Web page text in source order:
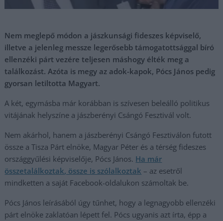
Nem meglepő módon a jászkunsági fideszes képviselő,
illetve a jelenleg messze legerősebb támogatottsággal bíró
ellenzéki párt vezére teljesen máshogy élték meg a
találkozást. Azóta is megy az adok-kapok, Pócs János pedig
gyorsan letiltotta Magyart.
A két, egymásba már korábban is szívesen beleálló politikus
vitájának helyszíne a jászberényi Csángó Fesztivál volt.
Nem akárhol, hanem a jászberényi Csángó Fesztiválon futott
össze a Tisza Párt elnöke, Magyar Péter és a térség fideszes
országgyűlési képviselője, Pócs János. Ha már
összetalálkoztak, össze is szólalkoztak – az esetről
mindketten a saját Facebook-oldalukon számoltak be.
Pócs János leírásából úgy tűnhet, hogy a legnagyobb ellenzéki
párt elnöke zaklatóan lépett fel. Pócs ugyanis azt írta, épp a